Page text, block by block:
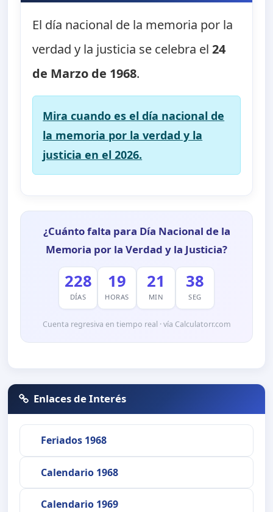
El día nacional de la memoria por la
verdad y la justicia se celebra el24
de Marzo de 1968.
Mira cuando es el día nacional de
la memoria por la verdad y la
justicia en el 2026.
¿Cuánto falta para Día Nacional de la
Memoria por la Verdad y la Justicia?
228
DÍAS
19
HORAS
21
MIN
37
SEG
Cuenta regresiva en tiempo real · vía Calculatorr.com
Enlaces de Interés
Feriados 1968
Calendario 1968
Calendario 1969